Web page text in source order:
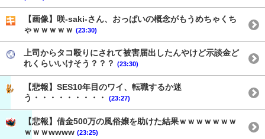
【画像】咲-saki-さん、おっぱいの概念がもうめちゃくち
ゃｗｗｗｗｗ (23:30)
上司からタコ殴りにされて被害届出したんやけど示談金ど
れくらいいけそう？？？ (23:30)
【悲報】SES10年目のワイ、転職するか迷
う・・・・・・・・・
(23:27)
【悲報】借金500万の風俗嬢を助けた結果ｗｗｗｗｗｗｗ
ｗｗｗwwww (23:25)